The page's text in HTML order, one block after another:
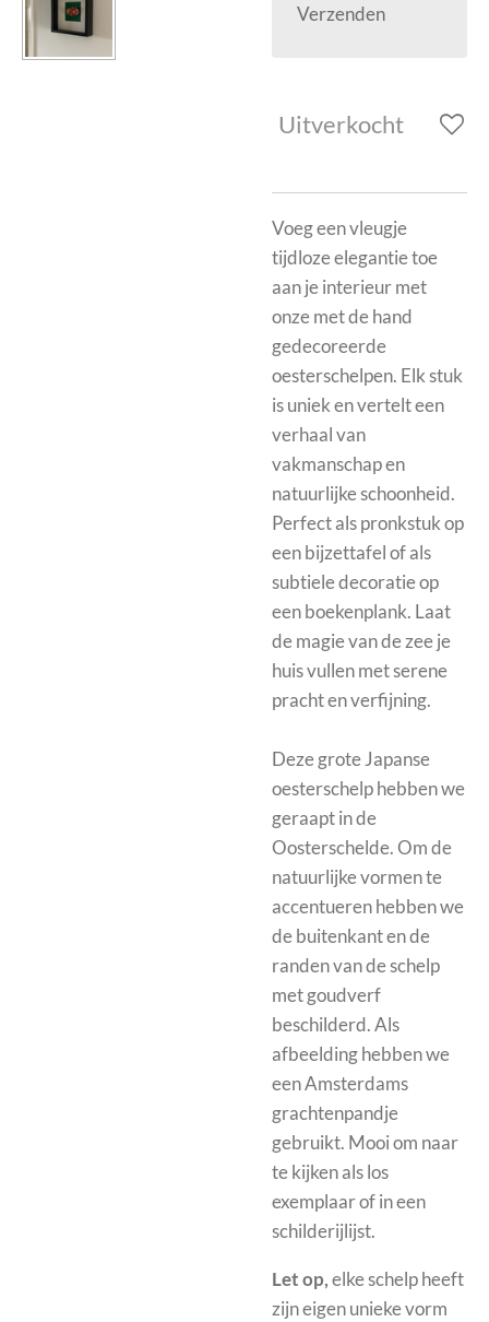
Verzenden
Uitverkocht
Voeg een vleugje
tijdloze elegantie toe
aan je interieur met
onze met de hand
gedecoreerde
oesterschelpen. Elk stuk
is uniek en vertelt een
verhaal van
vakmanschap en
natuurlijke schoonheid.
Perfect als pronkstuk op
een bijzettafel of als
subtiele decoratie op
een boekenplank. Laat
de magie van de zee je
huis vullen met serene
pracht en verfijning.
Deze grote Japanse
oesterschelp hebben we
geraapt in de
Oosterschelde. Om de
natuurlijke vormen te
accentueren hebben we
de buitenkant en de
randen van de schelp
met goudverf
beschilderd. Als
afbeelding hebben we
een Amsterdams
grachtenpandje
gebruikt. Mooi om naar
te kijken als los
exemplaar of in een
schilderijlijst.
Let op,elke schelp heeft
zijn eigen unieke vorm